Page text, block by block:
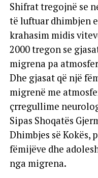
Shifrat tregojnë se
të luftuar dhimbjen
krahasim midis
2000 tregon se
migrena pa
Dhe gjasat që një
migrenë me
çrregullime
Sipas Shoqatës
Dhimbjes së Kokës,
fëmijëve dhe
nga migrena.